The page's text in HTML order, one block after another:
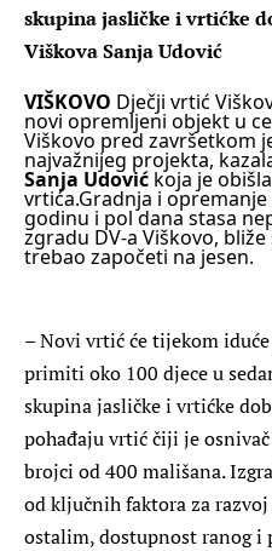
skupina jasličke i vrtićke
Viškova Sanja Udović
VIŠKOVO Dječji vrtić
novi opremljeni objekt u
Viškovo pred završetkom
najvažnijeg projekta,
Sanja Udović koja je
vrtića.Gradnja i
godinu i pol dana stasa
zgradu DV-a Viškovo,
trebao započeti na jesen.
– Novi vrtić će tijekom
primiti oko 100 djece u
skupina jasličke i vrtićke
pohađaju vrtić čiji je
brojci od 400 mališana.
od ključnih faktora za
ostalim, dostupnost ranog i